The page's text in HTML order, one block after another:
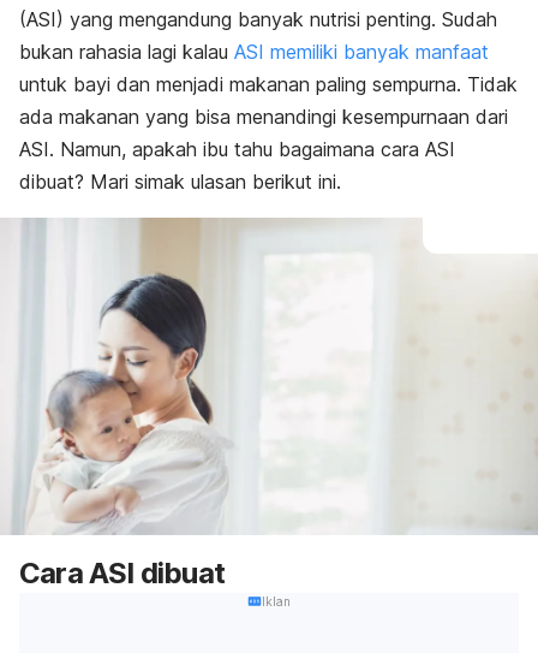
(ASI) yang mengandung banyak nutrisi penting. Sudah
bukan rahasia lagi kalau ASI memiliki banyak manfaat
untuk bayi dan menjadi makanan paling sempurna. Tidak
ada makanan yang bisa menandingi kesempurnaan dari
ASI. Namun, apakah ibu tahu bagaimana cara ASI
dibuat? Mari simak ulasan berikut ini.
Cara ASI dibuat
Iklan